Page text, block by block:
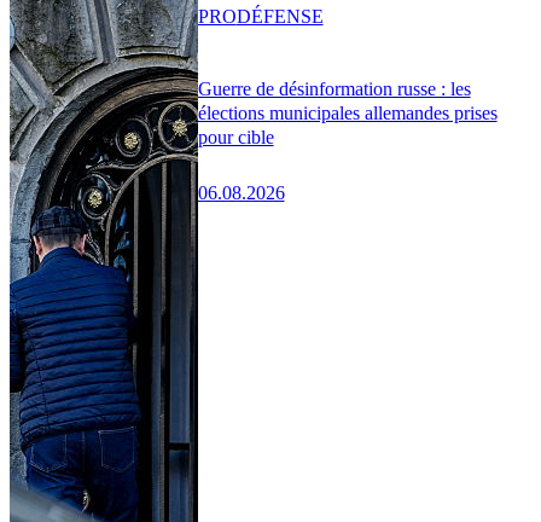
Guerre de désinformation russe : les
élections municipales allemandes prises
pour cible
06.08.2026
PRODÉFENSE